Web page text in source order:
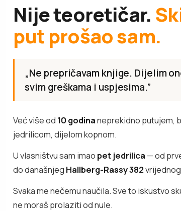
Nije teoretičar.
put prošao sam.
„Ne prepričavam knjige. Dijelim
svim greškama i uspjesima.”
Već više od 10 godinaneprekidno putujem,
jedrilicom, dijelom kopnom.
U vlasništvu sam imao pet jedrilica — od
do današnjeg Hallberg-Rassy 382
Svaka me nečemu naučila. Sve to iskustvo
ne moraš prolaziti od nule.